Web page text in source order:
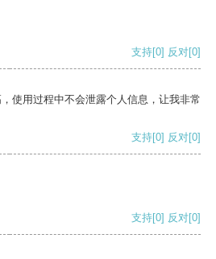
支持[0] 反对[0]
使用过程中不会泄露个人信息，让我非常
支持[0] 反对[0]
支持[0] 反对[0]